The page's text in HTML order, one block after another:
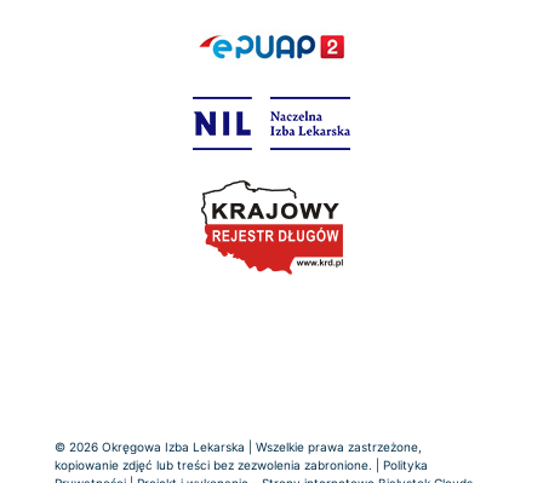
© 2026 Okręgowa Izba Lekarska | Wszelkie prawa zastrzeżone,
kopiowanie zdjęć lub treści bez zezwolenia zabronione. | Polityka